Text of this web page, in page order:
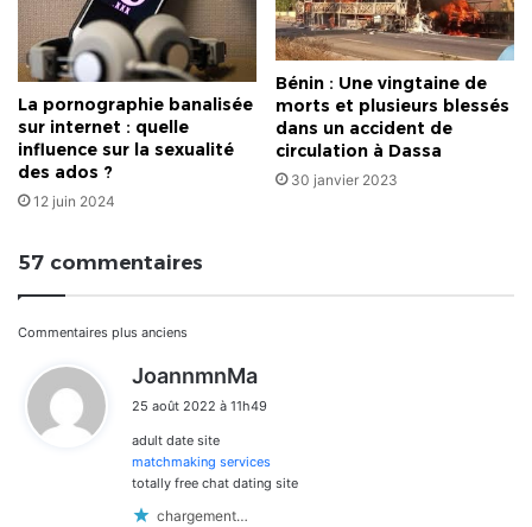
La pornographie banalisée
sur internet : quelle
influence sur la sexualité
des ados ?
12 juin 2024
Bénin : Une vingtaine de
morts et plusieurs blessés
dans un accident de
circulation à Dassa
30 janvier 2023
57 commentaires
Navigation
dans
les
commentaires
Commentaires plus anciens
JoannmnMa
t
:
25 août 2022 à 11h49
adult date site
matchmaking services
totally free chat dating site
chargement…